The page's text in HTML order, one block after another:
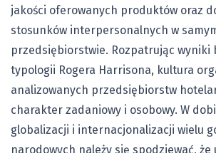
jakości oferowanych produktów oraz
stosunków interpersonalnych w
przedsiębiorstwie. Rozpatrując wyniki
typologii Rogera Harrisona, kultura
analizowanych przedsiębiorstw
charakter zadaniowy i osobowy. W
globalizacji i internacjonalizacji wielu
narodowych należy się spodziewać, że